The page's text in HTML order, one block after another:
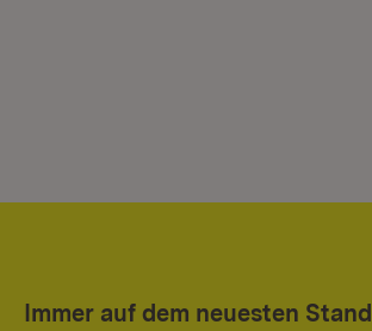
Immer auf dem neuesten Stand